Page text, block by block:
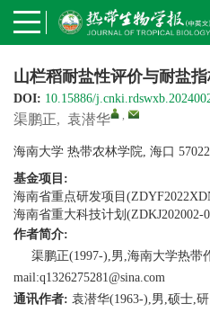
山栏稻耐盐性评价与耐盐
DOI: 10.15886/
渠鹏正, 袁潜华 ,
海南大学 热带农林学院, 海口
基金项目:
海南省重点研发项目
海南省重大科技计划(ZDKJ202002-
作者简介:
渠鹏正(1997-),男,海南大学热带
mail:q1326275281@sina.com
通讯作者: 袁潜华(1963-),男,硕士,